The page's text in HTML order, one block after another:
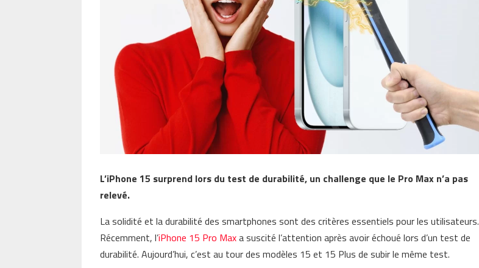
L’iPhone 15 surprend lors du test de durabilité, un challenge que le Pro Max n’a pas
relevé.
La solidité et la durabilité des smartphones sont des critères essentiels pour les utilisateurs.
Récemment, l’iPhone 15 Pro Maxa suscité l’attention après avoir échoué lors d’un test de
durabilité. Aujourd’hui, c’est au tour des modèles 15 et 15 Plus de subir le même test.